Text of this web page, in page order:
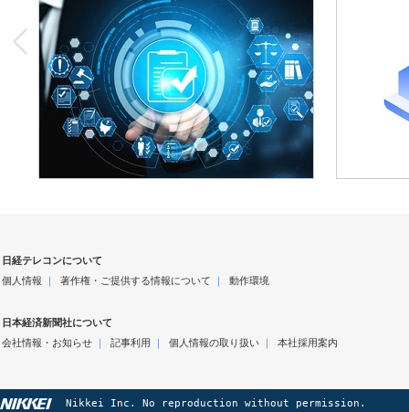
日経テレコンについて
個人情報 ｜ 著作権・ご提供する情報について ｜ 動作環境
日本経済新聞社について
会社情報・お知らせ｜ 記事利用 ｜ 個人情報の取り扱い｜ 本社採用案内
Nikkei Inc. No reproduction without permission.